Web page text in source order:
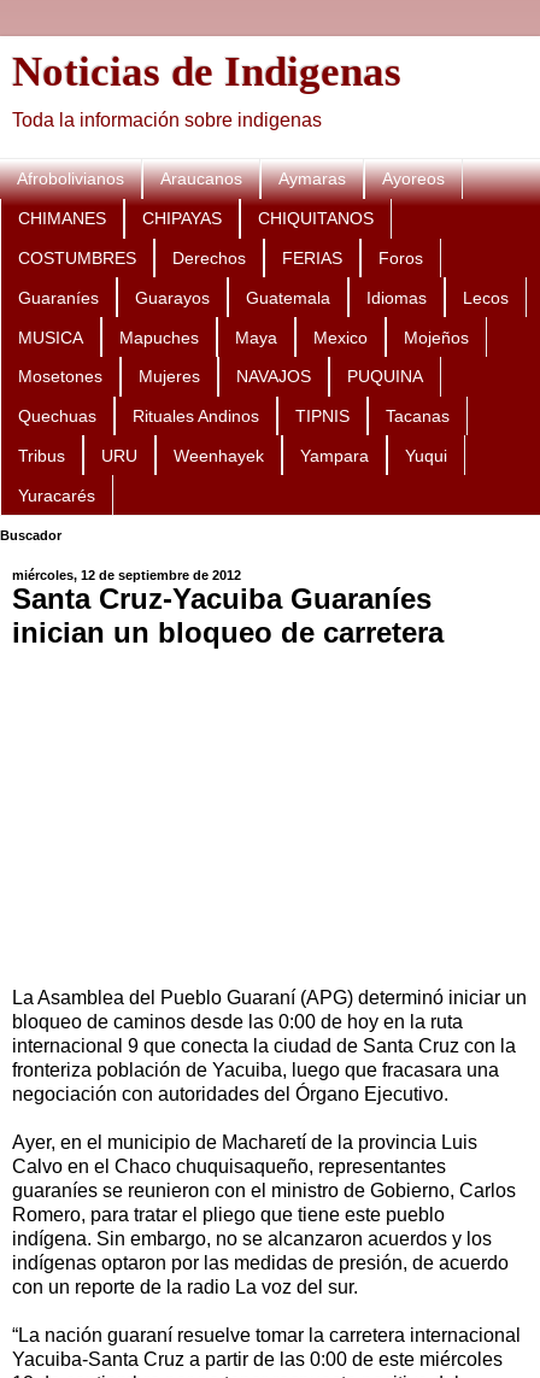
Noticias de Indigenas
Toda la información sobre indigenas
Afrobolivianos Araucanos Aymaras Ayoreos
CHIMANES CHIPAYAS CHIQUITANOS
COSTUMBRES Derechos FERIAS Foros
Guaraníes Guarayos Guatemala Idiomas Lecos
MUSICA Mapuches Maya Mexico Mojeños
Mosetones Mujeres NAVAJOS PUQUINA
Quechuas Rituales Andinos TIPNIS Tacanas
Tribus URU Weenhayek Yampara Yuqui
Yuracarés
Buscador
miércoles, 12 de septiembre de 2012
Santa Cruz-Yacuiba Guaraníes
inician un bloqueo de carretera
La Asamblea del Pueblo Guaraní (APG) determinó iniciar un
bloqueo de caminos desde las 0:00 de hoy en la ruta
internacional 9 que conecta la ciudad de Santa Cruz con la
fronteriza población de Yacuiba, luego que fracasara una
negociación con autoridades del Órgano Ejecutivo.
Ayer, en el municipio de Macharetí de la provincia Luis
Calvo en el Chaco chuquisaqueño, representantes
guaraníes se reunieron con el ministro de Gobierno, Carlos
Romero, para tratar el pliego que tiene este pueblo
indígena. Sin embargo, no se alcanzaron acuerdos y los
indígenas optaron por las medidas de presión, de acuerdo
con un reporte de la radio La voz del sur.
“La nación guaraní resuelve tomar la carretera internacional
Yacuiba-Santa Cruz a partir de las 0:00 de este miércoles